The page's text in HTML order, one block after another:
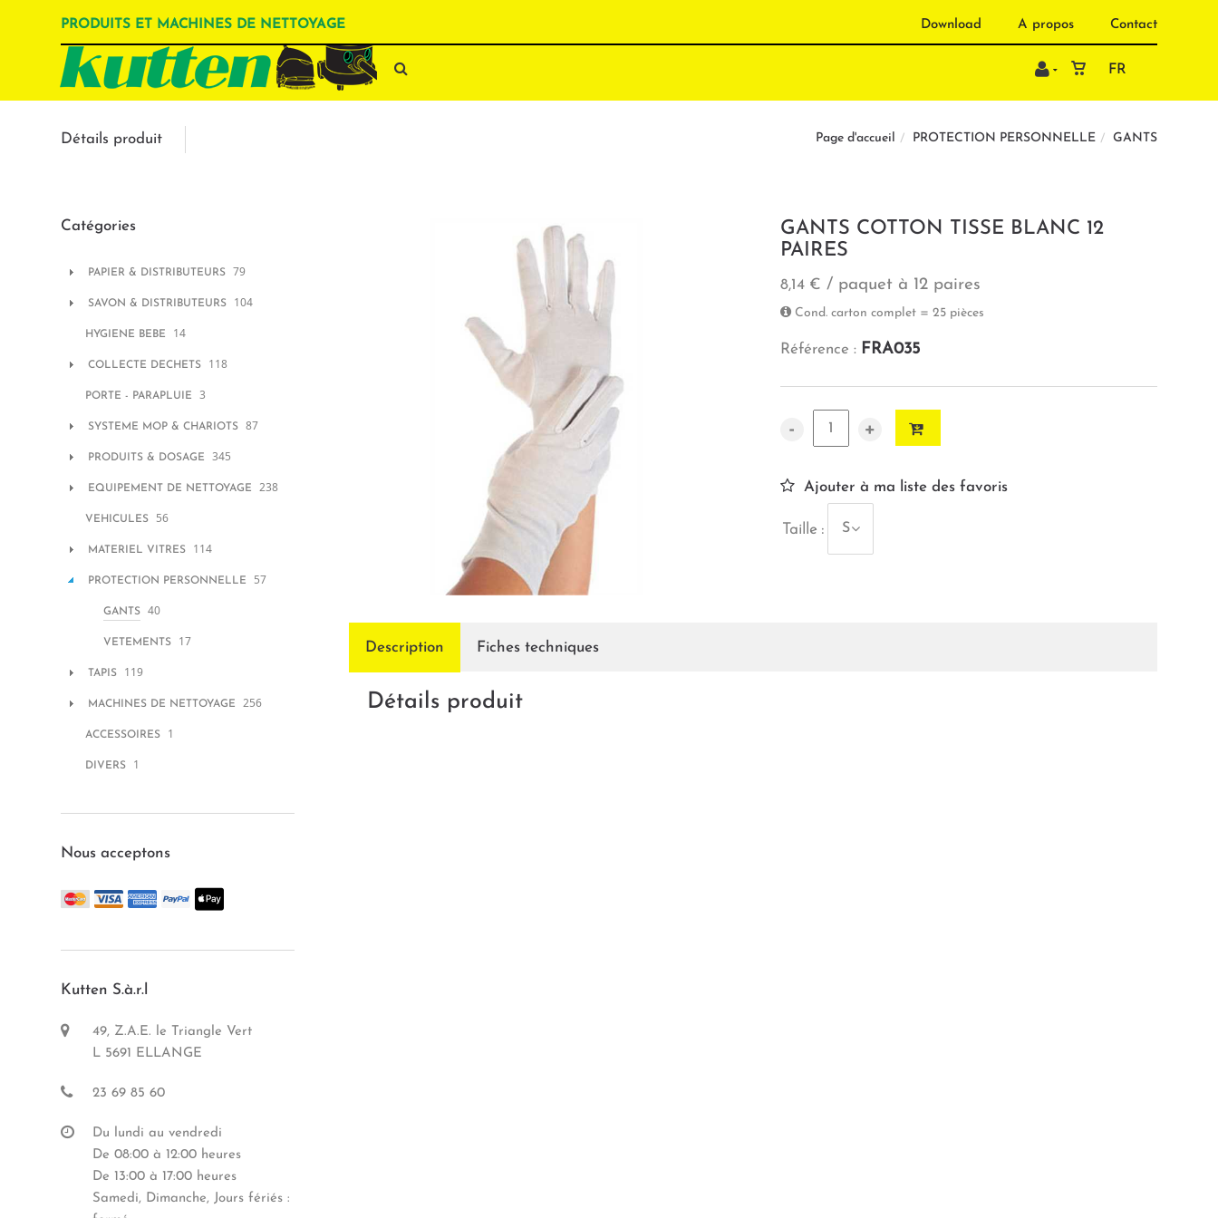
Download A propos Contact
PRODUITS ET MACHINES DE NETTOYAGE
FR
Détails produit Page d'accueil PROTECTION PERSONNELLE GANTS
GANTS COTTON TISSE BLANC 12
PAIRES
8,14 € / paquet à 12 paires
Cond. carton complet = 25 pièces
Référence : FRA035
- +
Ajouter à ma liste des favoris
Taille : S
Description Fiches techniques
Détails produit
Catégories
PAPIER & DISTRIBUTEURS 79
SAVON & DISTRIBUTEURS 104
HYGIENE BEBE 14
COLLECTE DECHETS 118
PORTE - PARAPLUIE 3
SYSTEME MOP & CHARIOTS 87
PRODUITS & DOSAGE 345
EQUIPEMENT DE NETTOYAGE 238
VEHICULES 56
MATERIEL VITRES 114
PROTECTION PERSONNELLE 57
GANTS 40
VETEMENTS 17
TAPIS 119
MACHINES DE NETTOYAGE 256
ACCESSOIRES 1
DIVERS 1
Nous acceptons
Kutten S.à.r.l
49, Z.A.E. le Triangle Vert
L 5691 ELLANGE
23 69 85 60
Du lundi au vendredi
De 08:00 à 12:00 heures
De 13:00 à 17:00 heures
Samedi, Dimanche, Jours fériés :